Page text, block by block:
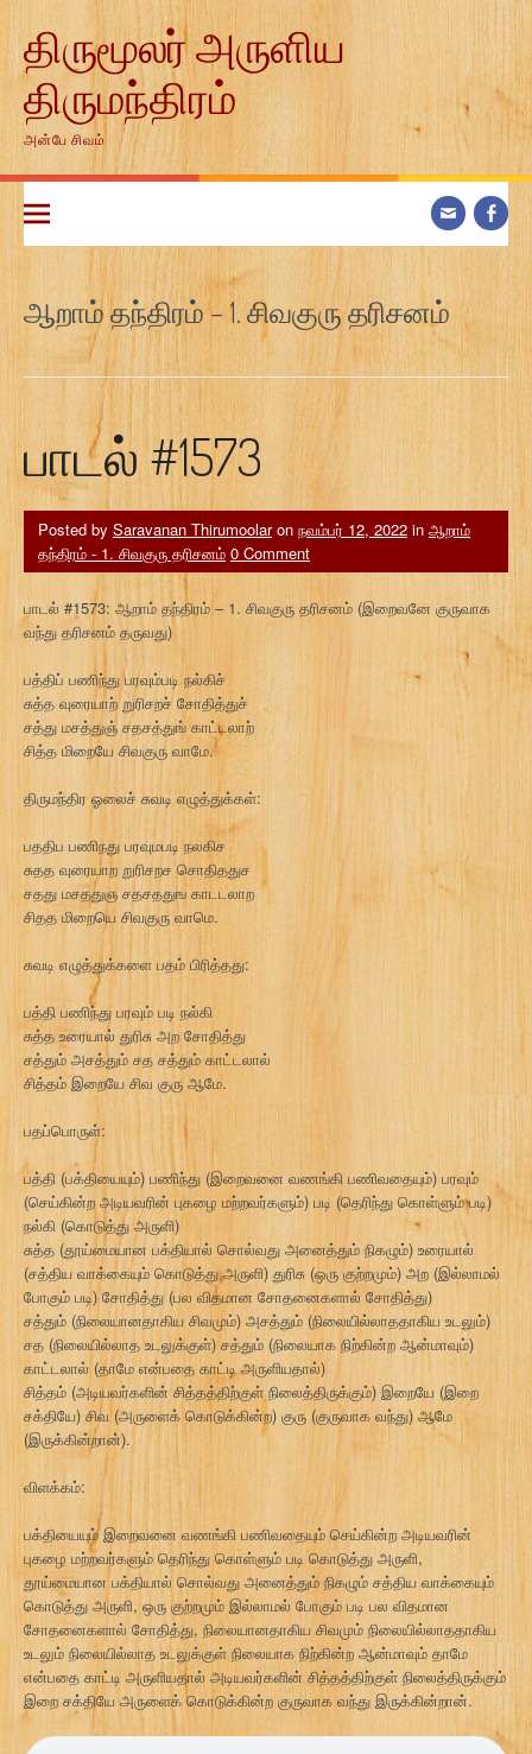
contentதிருமூலர் அருளிய
திருமந்திரம்
அன்பே சிவம்
ஆறாம் தந்திரம் – 1. சிவகுரு தரிசனம்
பாடல் #1573
Posted by Saravanan Thirumoolaron நவம்பர் 12, 2022 in ஆறாம்
தந்திரம் - 1. சிவகுரு தரிசனம் 0 Comment
பாடல் #1573: ஆறாம் தந்திரம் – 1. சிவகுரு தரிசனம் (இறைவனே குருவாக
வந்து தரிசனம் தருவது)
பத்திப் பணிந்து பரவும்படி நல்கிச்
சுத்த வுரையாற் றுரிசறச் சோதித்துச்
சத்து மசத்துஞ் சதசத்துங் காட்டலாற்
சித்த மிறையே சிவகுரு வாமே.
திருமந்திர ஓலைச் சுவடி எழுத்துக்கள்:
பததிப பணிநது பரவுமபடி நலகிச
சுதத வுரையாற றுரிசறச சொதிததுச
சதது மசததுஞ சதசததுங காடடலாற
சிதத மிறையெ சிவகுரு வாமெ.
சுவடி எழுத்துக்களை பதம் பிரித்தது:
பத்தி பணிந்து பரவும் படி நல்கி
சுத்த உரையால் துரிசு அற சோதித்து
சத்தும் அசத்தும் சத சத்தும் காட்டலால்
சித்தம் இறையே சிவ குரு ஆமே.
பதப்பொருள்:
பத்தி (பக்தியையும்) பணிந்து (இறைவனை வணங்கி பணிவதையும்) பரவும்
(செய்கின்ற அடியவரின் புகழை மற்றவர்களும்) படி (தெரிந்து கொள்ளும் படி)
நல்கி (கொடுத்து அருளி)
சுத்த (தூய்மையான பக்தியால் சொல்வது அனைத்தும் நிகழும்) உரையால்
(சத்திய வாக்கையும் கொடுத்து அருளி) துரிசு (ஒரு குற்றமும்) அற (இல்லாமல்
போகும் படி) சோதித்து (பல விதமான சோதனைகளால் சோதித்து)
சத்தும் (நிலையானதாகிய சிவமும்) அசத்தும் (நிலையில்லாததாகிய உடலும்)
சத (நிலையில்லாத உடலுக்குள்) சத்தும் (நிலையாக நிற்கின்ற ஆன்மாவும்)
காட்டலால் (தாமே என்பதை காட்டி அருளியதால்)
சித்தம் (அடியவர்களின் சித்தத்திற்குள் நிலைத்திருக்கும்) இறையே (இறை
சக்தியே) சிவ (அருளைக் கொடுக்கின்ற) குரு (குருவாக வந்து) ஆமே
(இருக்கின்றான்).
விளக்கம்:
பக்தியையும் இறைவனை வணங்கி பணிவதையும் செய்கின்ற அடியவரின்
புகழை மற்றவர்களும் தெரிந்து கொள்ளும் படி கொடுத்து அருளி,
தூய்மையான பக்தியால் சொல்வது அனைத்தும் நிகழும் சத்திய வாக்கையும்
கொடுத்து அருளி, ஒரு குற்றமும் இல்லாமல் போகும் படி பல விதமான
சோதனைகளால் சோதித்து, நிலையானதாகிய சிவமும் நிலையில்லாததாகிய
உடலும் நிலையில்லாத உடலுக்குள் நிலையாக நிற்கின்ற ஆன்மாவும் தாமே
என்பதை காட்டி அருளியதால் அடியவர்களின் சித்தத்திற்குள் நிலைத்திருக்கும்
இறை சக்தியே அருளைக் கொடுக்கின்ற குருவாக வந்து இருக்கின்றான்.